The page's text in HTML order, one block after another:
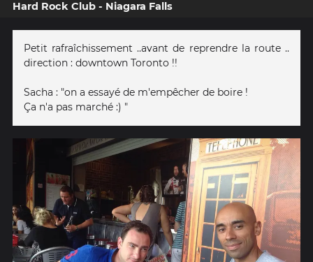
Hard Rock Club - Niagara Falls
Petit rafraîchissement ..avant de reprendre la route ..
direction : downtown Toronto !!
Sacha : "on a essayé de m'empêcher de boire !
Ça n'a pas marché :) "